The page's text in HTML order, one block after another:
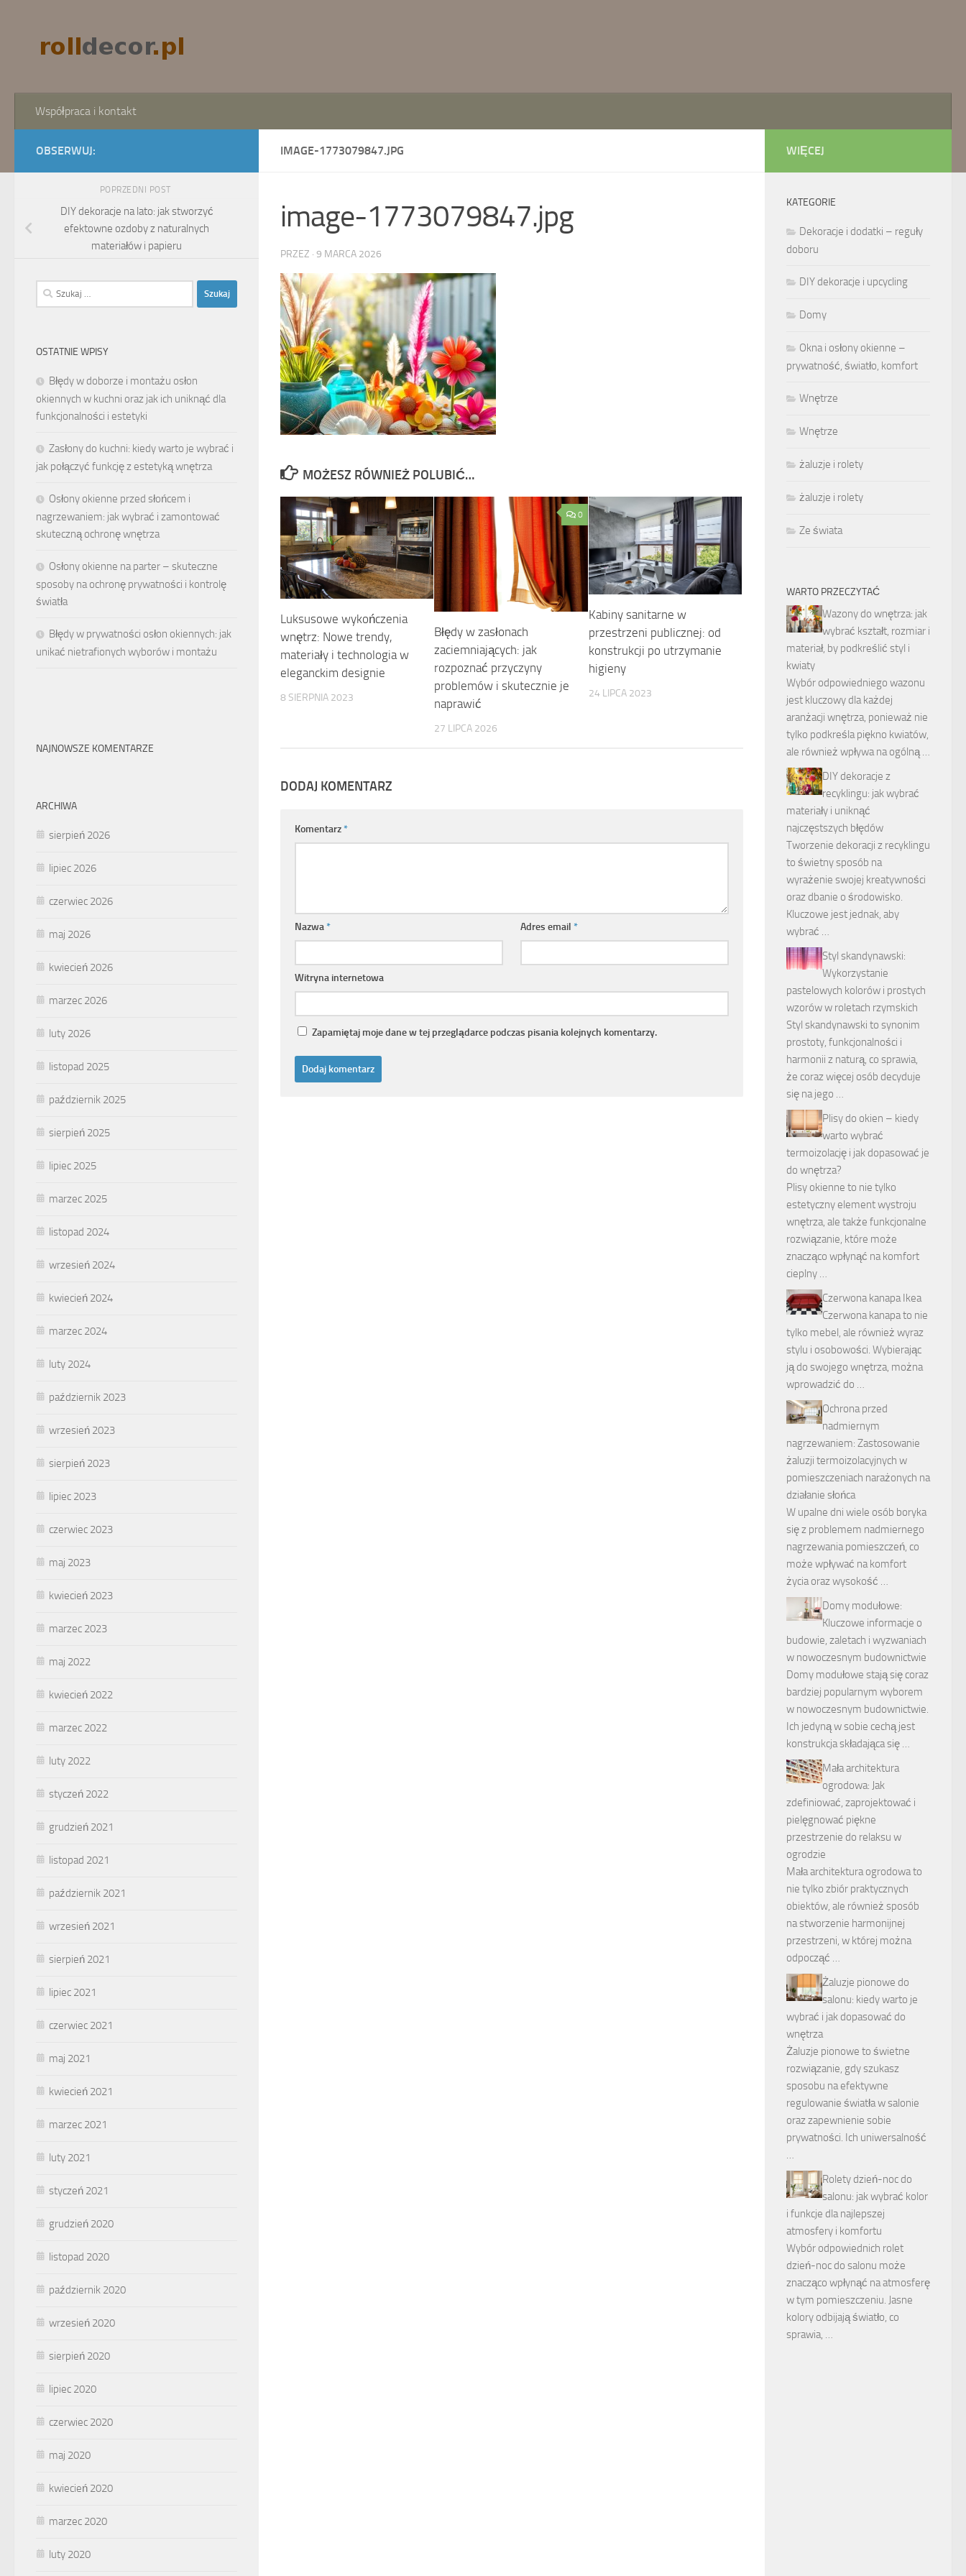
Współpraca i kontakt
IMAGE-1773079847.JPG
image-1773079847.jpg
PRZEZ · 9 MARCA 2026
MOŻESZ RÓWNIEŻ POLUBIĆ…
Luksusowe wykończenia
wnętrz: Nowe trendy,
materiały i technologia w
eleganckim designie
8 SIERPNIA 2023
0
Błędy w zasłonach
zaciemniających: jak
rozpoznać przyczyny
problemów i skutecznie je
naprawić
27 LIPCA 2026
Kabiny sanitarne w
przestrzeni publicznej: od
konstrukcji po utrzymanie
higieny
24 LIPCA 2023
DODAJ KOMENTARZ
Komentarz*
Nazwa* Adres email*
Witryna internetowa
Zapamiętaj moje dane w tej przeglądarce podczas pisania kolejnych komentarzy.
OBSERWUJ:
POPRZEDNI POST
DIY dekoracje na lato: jak stworzyć
efektowne ozdoby z naturalnych
materiałów i papieru
Szukaj:
OSTATNIE WPISY
Błędy w doborze i montażu osłon
okiennych w kuchni oraz jak ich uniknąć dla
funkcjonalności i estetyki
Zasłony do kuchni: kiedy warto je wybrać i
jak połączyć funkcję z estetyką wnętrza
Osłony okienne przed słońcem i
nagrzewaniem: jak wybrać i zamontować
skuteczną ochronę wnętrza
Osłony okienne na parter – skuteczne
sposoby na ochronę prywatności i kontrolę
światła
Błędy w prywatności osłon okiennych: jak
unikać nietrafionych wyborów i montażu
NAJNOWSZE KOMENTARZE
ARCHIWA
sierpień 2026
lipiec 2026
czerwiec 2026
maj 2026
kwiecień 2026
marzec 2026
luty 2026
listopad 2025
październik 2025
sierpień 2025
lipiec 2025
marzec 2025
listopad 2024
wrzesień 2024
kwiecień 2024
marzec 2024
luty 2024
październik 2023
wrzesień 2023
sierpień 2023
lipiec 2023
czerwiec 2023
maj 2023
kwiecień 2023
marzec 2023
maj 2022
kwiecień 2022
marzec 2022
luty 2022
styczeń 2022
grudzień 2021
listopad 2021
październik 2021
wrzesień 2021
sierpień 2021
lipiec 2021
czerwiec 2021
maj 2021
kwiecień 2021
marzec 2021
luty 2021
styczeń 2021
grudzień 2020
listopad 2020
październik 2020
wrzesień 2020
sierpień 2020
lipiec 2020
czerwiec 2020
maj 2020
kwiecień 2020
marzec 2020
luty 2020
WIĘCEJ
KATEGORIE
Dekoracje i dodatki – reguły
doboru
DIY dekoracje i upcycling
Domy
Okna i osłony okienne –
prywatność, światło, komfort
Wnętrze
Wnętrze
żaluzje i rolety
żaluzje i rolety
Ze świata
WARTO PRZECZYTAĆ
Wazony do wnętrza: jak
wybrać kształt, rozmiar i
materiał, by podkreślić styl i
kwiaty
Wybór odpowiedniego wazonu
jest kluczowy dla każdej
aranżacji wnętrza, ponieważ nie
tylko podkreśla piękno kwiatów,
ale również wpływa na ogólną …
DIY dekoracje z
recyklingu: jak wybrać
materiały i uniknąć
najczęstszych błędów
Tworzenie dekoracji z recyklingu
to świetny sposób na
wyrażenie swojej kreatywności
oraz dbanie o środowisko.
Kluczowe jest jednak, aby
wybrać …
Styl skandynawski:
Wykorzystanie
pastelowych kolorów i prostych
wzorów w roletach rzymskich
Styl skandynawski to synonim
prostoty, funkcjonalności i
harmonii z naturą, co sprawia,
że coraz więcej osób decyduje
się na jego …
Plisy do okien – kiedy
warto wybrać
termoizolację i jak dopasować je
do wnętrza?
Plisy okienne to nie tylko
estetyczny element wystroju
wnętrza, ale także funkcjonalne
rozwiązanie, które może
znacząco wpłynąć na komfort
cieplny …
Czerwona kanapa Ikea
Czerwona kanapa to nie
tylko mebel, ale również wyraz
stylu i osobowości. Wybierając
ją do swojego wnętrza, można
wprowadzić do …
Ochrona przed
nadmiernym
nagrzewaniem: Zastosowanie
żaluzji termoizolacyjnych w
pomieszczeniach narażonych na
działanie słońca
W upalne dni wiele osób boryka
się z problemem nadmiernego
nagrzewania pomieszczeń, co
może wpływać na komfort
życia oraz wysokość …
Domy modułowe:
Kluczowe informacje o
budowie, zaletach i wyzwaniach
w nowoczesnym budownictwie
Domy modułowe stają się coraz
bardziej popularnym wyborem
w nowoczesnym budownictwie.
Ich jedyną w sobie cechą jest
konstrukcja składająca się …
Mała architektura
ogrodowa: Jak
zdefiniować, zaprojektować i
pielęgnować piękne
przestrzenie do relaksu w
ogrodzie
Mała architektura ogrodowa to
nie tylko zbiór praktycznych
obiektów, ale również sposób
na stworzenie harmonijnej
przestrzeni, w której można
odpocząć …
Żaluzje pionowe do
salonu: kiedy warto je
wybrać i jak dopasować do
wnętrza
Żaluzje pionowe to świetne
rozwiązanie, gdy szukasz
sposobu na efektywne
regulowanie światła w salonie
oraz zapewnienie sobie
prywatności. Ich uniwersalność
…
Rolety dzień-noc do
salonu: jak wybrać kolor
i funkcje dla najlepszej
atmosfery i komfortu
Wybór odpowiednich rolet
dzień-noc do salonu może
znacząco wpłynąć na atmosferę
w tym pomieszczeniu. Jasne
kolory odbijają światło, co
sprawia, …